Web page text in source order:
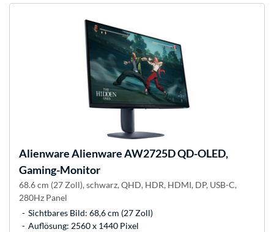
AlienwareAlienware AW2725D QD-OLED,
Gaming-Monitor
68.6 cm (27 Zoll), schwarz, QHD, HDR, HDMI, DP, USB-C,
280Hz Panel
Sichtbares Bild: 68,6 cm (27 Zoll)
Auflösung: 2560 x 1440 Pixel